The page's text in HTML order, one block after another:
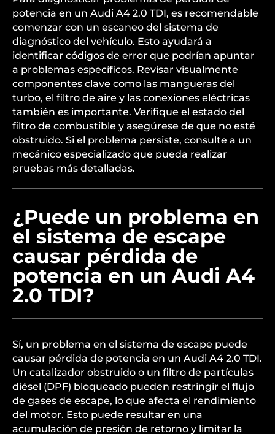
potencia en un Audi A4 2.0 TDI, es recomendable
comenzar con un escaneo del sistema de
diagnóstico del vehículo. Esto ayudará a
identificar códigos de error que podrían apuntar
a problemas específicos. Revisar visualmente
componentes clave como las mangueras del
turbo, el filtro de aire y las conexiones eléctricas
también es importante. Verifique el estado del
filtro de combustible y asegúrese de que no esté
obstruido. Si el problema persiste, consulte a un
mecánico especializado que pueda realizar
pruebas más detalladas.
¿Puede un problema en
el sistema de escape
causar pérdida de
potencia en un Audi A4
2.0 TDI?
Sí, un problema en el sistema de escape puede
causar pérdida de potencia en un Audi A4 2.0 TDI.
Un catalizador obstruido o un filtro de partículas
diésel (DPF) bloqueado pueden restringir el flujo
de gases de escape, lo que afecta el rendimiento
del motor. Esto puede resultar en una
acumulación de presión de retorno y limitar la